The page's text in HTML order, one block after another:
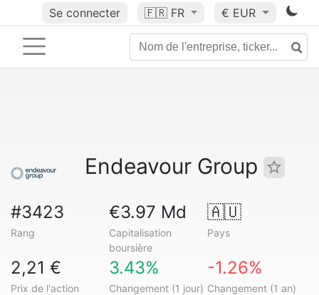
Se connecter 🇫🇷 FR € EUR
Endeavour Group
#3423
Rang
€3.97 Md
Capitalisation
boursière
🇦🇺
Pays
2,21 €
Prix de l'action
3.43%
Changement (1 jour)
-1.26%
Changement (1 an)